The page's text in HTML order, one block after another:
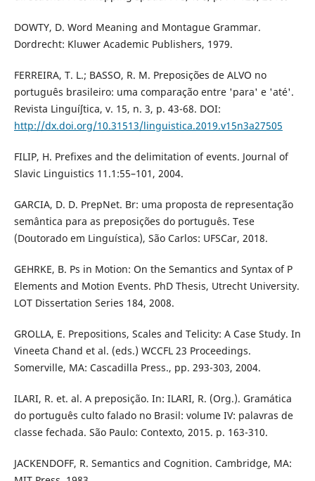
DOWTY, D. Word Meaning and Montague Grammar.
Dordrecht: Kluwer Academic Publishers, 1979.
FERREIRA, T. L.; BASSO, R. M. Preposições de ALVO no
português brasileiro: uma comparação entre 'para' e 'até'.
Revista Linguíʃtica, v. 15, n. 3, p. 43-68. DOI:
http://dx.doi.org/10.31513/linguistica.2019.v15n3a27505
FILIP, H. Prefixes and the delimitation of events. Journal of
Slavic Linguistics 11.1:55–101, 2004.
GARCIA, D. D. PrepNet. Br: uma proposta de representação
semântica para as preposições do português. Tese
(Doutorado em Linguística), São Carlos: UFSCar, 2018.
GEHRKE, B. Ps in Motion: On the Semantics and Syntax of P
Elements and Motion Events. PhD Thesis, Utrecht University.
LOT Dissertation Series 184, 2008.
GROLLA, E. Prepositions, Scales and Telicity: A Case Study. In
Vineeta Chand et al. (eds.) WCCFL 23 Proceedings.
Somerville, MA: Cascadilla Press., pp. 293-303, 2004.
ILARI, R. et. al. A preposição. In: ILARI, R. (Org.). Gramática
do português culto falado no Brasil: volume IV: palavras de
classe fechada. São Paulo: Contexto, 2015. p. 163-310.
JACKENDOFF, R. Semantics and Cognition. Cambridge, MA: